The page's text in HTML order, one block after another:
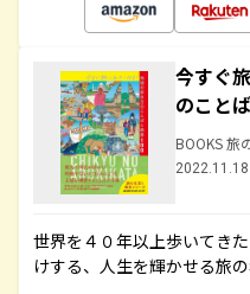
今すぐ
のこと
BOOKS 旅
世界を４０年以上歩いてき
けする、人生を輝かせる旅